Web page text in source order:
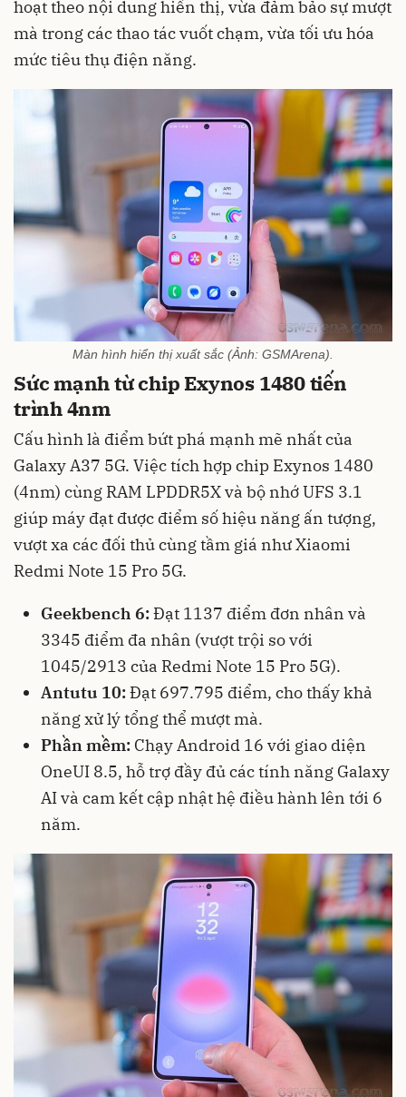
hoạt theo nội dung hiển thị, vừa đảm bảo sự mượt
mà trong các thao tác vuốt chạm, vừa tối ưu hóa
mức tiêu thụ điện năng.
Màn hình hiển thị xuất sắc (Ảnh: GSMArena).
Sức mạnh từ chip Exynos 1480 tiến
trình 4nm
Cấu hình là điểm bứt phá mạnh mẽ nhất của
Galaxy A37 5G. Việc tích hợp chip Exynos 1480
(4nm) cùng RAM LPDDR5X và bộ nhớ UFS 3.1
giúp máy đạt được điểm số hiệu năng ấn tượng,
vượt xa các đối thủ cùng tầm giá như Xiaomi
Redmi Note 15 Pro 5G.
Geekbench 6:Đạt 1137 điểm đơn nhân và
3345 điểm đa nhân (vượt trội so với
1045/2913 của Redmi Note 15 Pro 5G).
Antutu 10:Đạt 697.795 điểm, cho thấy khả
năng xử lý tổng thể mượt mà.
Phần mềm: Chạy Android 16 với giao diện
OneUI 8.5, hỗ trợ đầy đủ các tính năng Galaxy
AI và cam kết cập nhật hệ điều hành lên tới 6
năm.